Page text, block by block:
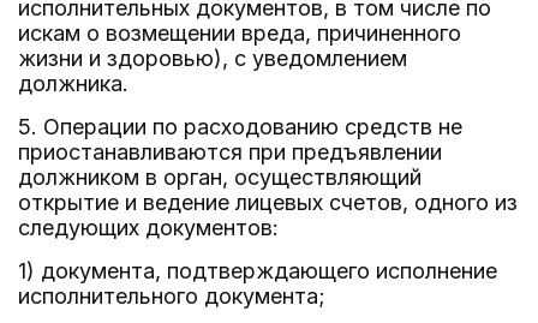
исполнительных документов, в том числе по
искам о возмещении вреда, причиненного
жизни и здоровью), с уведомлением
должника.
5. Операции по расходованию средств не
приостанавливаются при предъявлении
должником в орган, осуществляющий
открытие и ведение лицевых счетов, одного из
следующих документов:
1) документа, подтверждающего исполнение
исполнительного документа;